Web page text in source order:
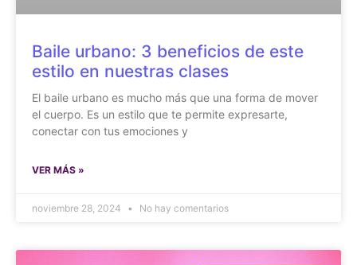
Baile urbano: 3 beneficios de este
estilo en nuestras clases
El baile urbano es mucho más que una forma de mover
el cuerpo. Es un estilo que te permite expresarte,
conectar con tus emociones y
VER MÁS »
noviembre 28, 2024 No hay comentarios